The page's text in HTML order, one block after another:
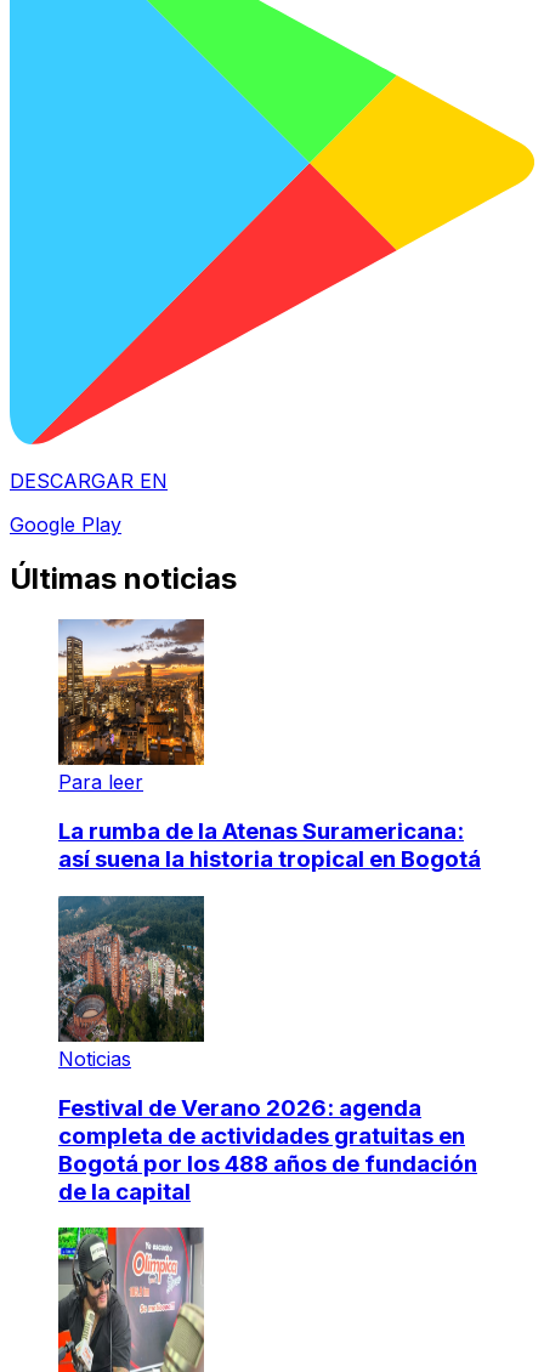
DESCARGAR EN
Google Play
Últimas noticias
Para leer
La rumba de la Atenas Suramericana:
así suena la historia tropical en Bogotá
Noticias
Festival de Verano 2026: agenda
completa de actividades gratuitas en
Bogotá por los 488 años de fundación
de la capital